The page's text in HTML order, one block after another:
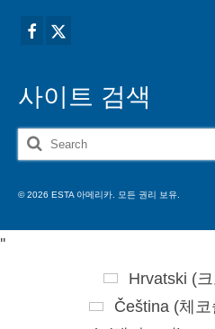
사이트 검색
Search
for:
© 2026 ESTA 아메리카. 모든 권리 보유.
''
Hrvatski (
Čeština (체